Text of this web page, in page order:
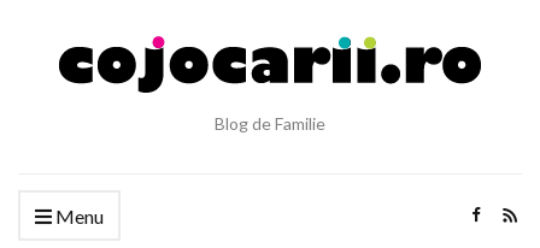
Blog de Familie
Menu